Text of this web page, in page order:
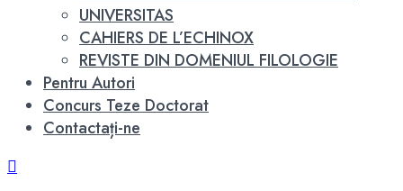
UNIVERSITAS
CAHIERS DE L’ECHINOX
REVISTE DIN DOMENIUL FILOLOGIE
Pentru Autori
Concurs Teze Doctorat
Contactați-ne